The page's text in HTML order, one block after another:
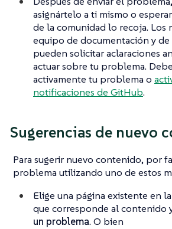
asignártelo a ti mismo o
de la comunidad lo recoja. Los
equipo de documentación y
pueden solicitar aclaraciones
actuar sobre tu problema.
activamente tu problema o
notificaciones de GitHub.
Sugerencias de nuevo
Para sugerir nuevo contenido, por
problema utilizando uno de estos
Elige una página existente en
que corresponde al contenido
un problema. O bien